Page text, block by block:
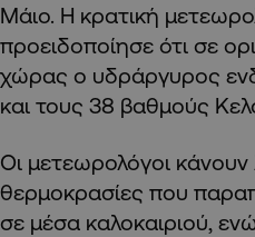
Μάιο. Η κρατική
προειδοποίησε ότι σε
χώρας ο υδράργυρος
και τους 38 βαθμούς
Οι μετεωρολόγοι κάνουν
θερμοκρασίες που
σε μέσα καλοκαιριού,